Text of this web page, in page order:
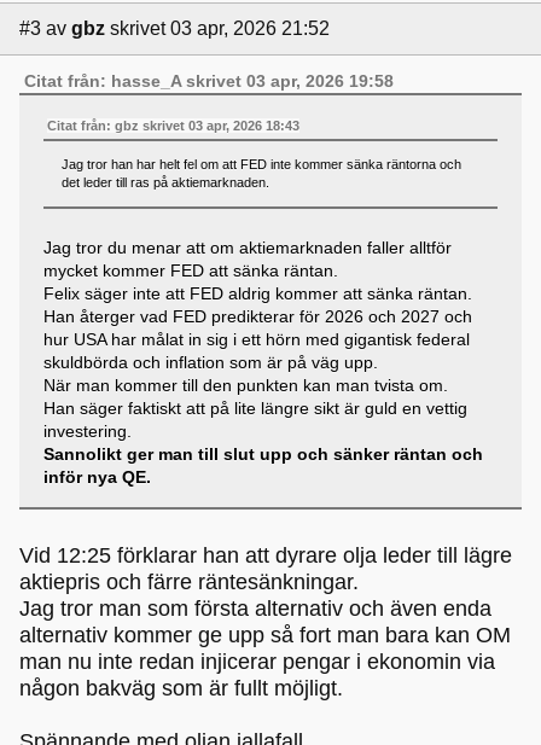
#3 av gbz skrivet 03 apr, 2026 21:52
Citat från: hasse_A skrivet 03 apr, 2026 19:58
Citat från: gbz skrivet 03 apr, 2026 18:43
Jag tror han har helt fel om att FED inte kommer sänka räntorna och
det leder till ras på aktiemarknaden.
Jag tror du menar att om aktiemarknaden faller alltför
mycket kommer FED att sänka räntan.
Felix säger inte att FED aldrig kommer att sänka räntan.
Han återger vad FED predikterar för 2026 och 2027 och
hur USA har målat in sig i ett hörn med gigantisk federal
skuldbörda och inflation som är på väg upp.
När man kommer till den punkten kan man tvista om.
Han säger faktiskt att på lite längre sikt är guld en vettig
investering.
Sannolikt ger man till slut upp och sänker räntan och
inför nya QE.
Vid 12:25 förklarar han att dyrare olja leder till lägre
aktiepris och färre räntesänkningar.
Jag tror man som första alternativ och även enda
alternativ kommer ge upp så fort man bara kan OM
man nu inte redan injicerar pengar i ekonomin via
någon bakväg som är fullt möjligt.